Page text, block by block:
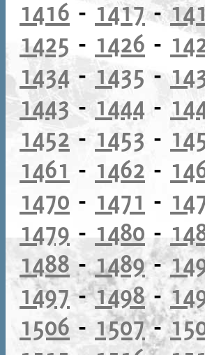
1416 - 1417-
1425 - 1426 -
1434 -1435 -
1443- 1444 -
1452 - 1453 -
1461 - 1462 -
1470 - 1471 -
1479 - 1480 -
1488 -1489-
1497-1498-
1506 - 1507-